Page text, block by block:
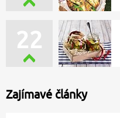
22
Zajímavé články